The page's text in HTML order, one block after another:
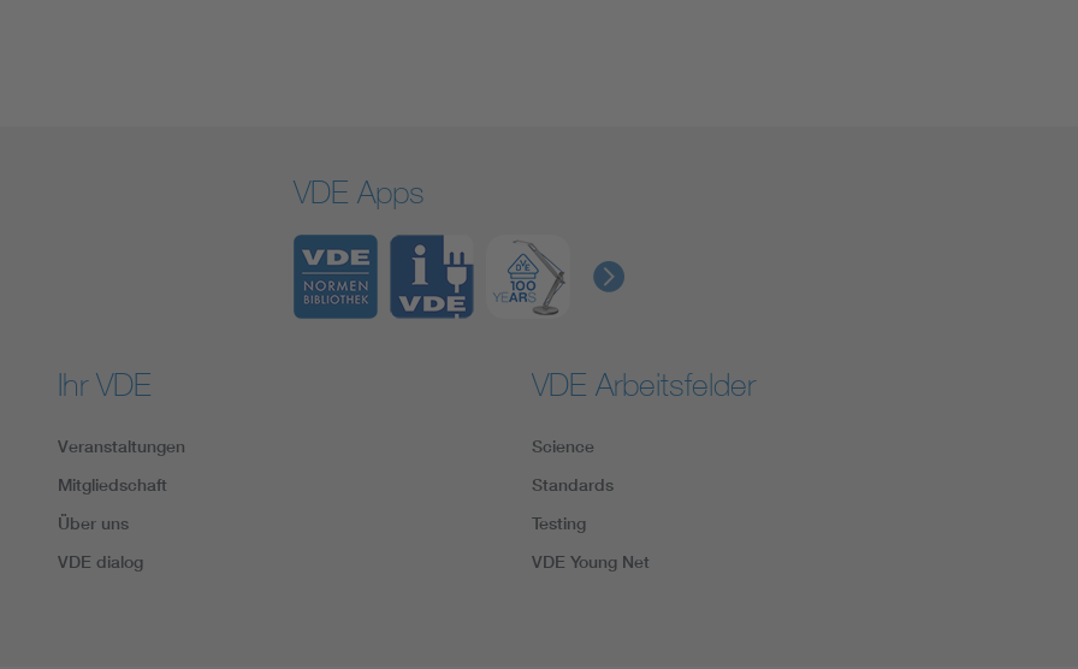
VDE Apps
Ihr VDE
Veranstaltungen
Mitgliedschaft
Über uns
VDE dialog
VDE Arbeitsfelder
Science
Standards
Testing
VDE Young Net